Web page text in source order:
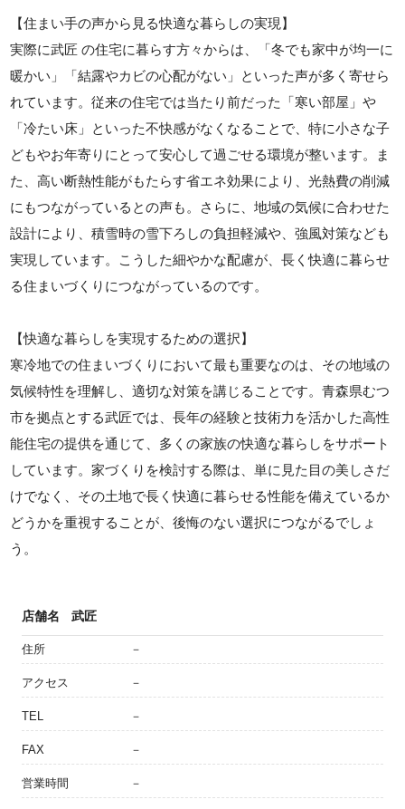
【住まい手の声から見る快適な暮らしの実現】
実際に武匠 の住宅に暮らす方々からは、「冬でも家中が均一に
暖かい」「結露やカビの心配がない」といった声が多く寄せら
れています。従来の住宅では当たり前だった「寒い部屋」や
「冷たい床」といった不快感がなくなることで、特に小さな子
どもやお年寄りにとって安心して過ごせる環境が整います。ま
た、高い断熱性能がもたらす省エネ効果により、光熱費の削減
にもつながっているとの声も。さらに、地域の気候に合わせた
設計により、積雪時の雪下ろしの負担軽減や、強風対策なども
実現しています。こうした細やかな配慮が、長く快適に暮らせ
る住まいづくりにつながっているのです。
【快適な暮らしを実現するための選択】
寒冷地での住まいづくりにおいて最も重要なのは、その地域の
気候特性を理解し、適切な対策を講じることです。青森県むつ
市を拠点とする武匠では、長年の経験と技術力を活かした高性
能住宅の提供を通じて、多くの家族の快適な暮らしをサポート
しています。家づくりを検討する際は、単に見た目の美しさだ
けでなく、その土地で長く快適に暮らせる性能を備えているか
どうかを重視することが、後悔のない選択につながるでしょ
う。
店舗名 武匠
住所 －
アクセス －
TEL －
FAX －
営業時間 －